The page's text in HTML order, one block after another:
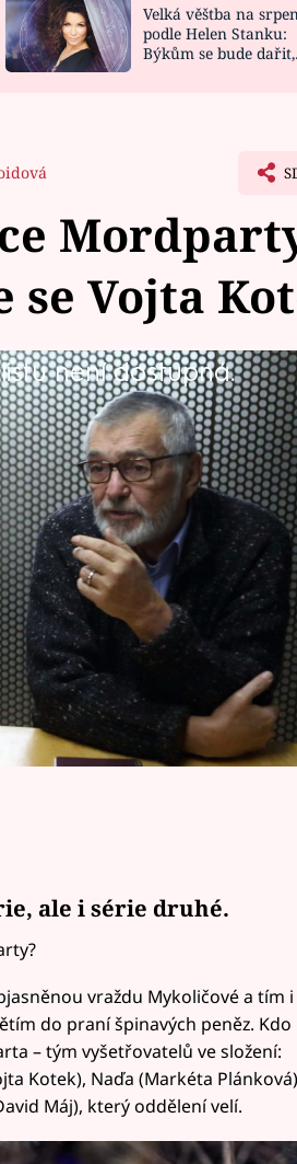
NOVINKY
VIDEORECEPTY
Velká věštba na
podle Helen Stanku:
Býkům se bude dařit,
Vojta
není dostupná.
který uvidíte na Primě už
z hlavních představitelů
dá vůbec zasmát. Prý ano,
ale i série druhé.
vraždu Mykoličové a tím i
do praní špinavých peněz. Kdo
– tým vyšetřovatelů ve složení:
Kotek), Naďa (Markéta
Máj), který oddělení velí.